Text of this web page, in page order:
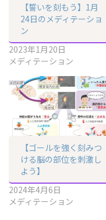
【誓いを刻もう】1月
24日のメディテーショ
ン
2023年1月20日
メディテーション
【ゴールを強く刻みつ
ける脳の部位を刺激し
よう】
2024年4月6日
メディテーション